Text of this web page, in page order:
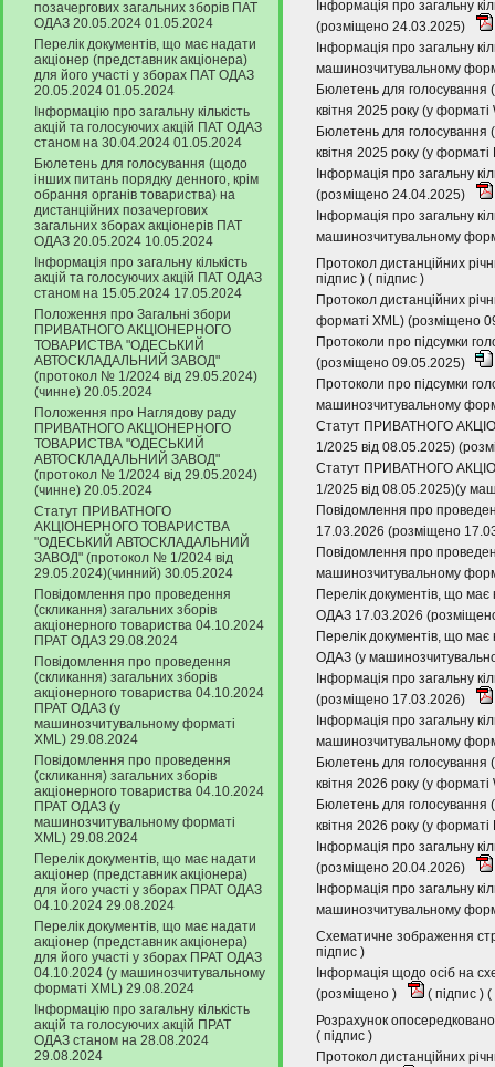
позачергових загальних зборів ПАТ
ОДАЗ 20.05.2024 01.05.2024
Перелік документів, що має надати
акціонер (представник акціонера)
для його участі у зборах ПАТ ОДАЗ
20.05.2024 01.05.2024
Інформацію про загальну кількість
акцій та голосуючих акцій ПАТ ОДАЗ
станом на 30.04.2024 01.05.2024
Бюлетень для голосування (щодо
інших питань порядку денного, крім
обрання органів товариства) на
дистанційних позачергових
загальних зборах акціонерів ПАТ
ОДАЗ 20.05.2024 10.05.2024
Інформація про загальну кількість
акцій та голосуючих акцій ПАТ ОДАЗ
станом на 15.05.2024 17.05.2024
Положення про Загальні збори
ПРИВАТНОГО АКЦІОНЕРНОГО
ТОВАРИСТВА "ОДЕСЬКИЙ
АВТОСКЛАДАЛЬНИЙ ЗАВОД"
(протокол № 1/2024 від 29.05.2024)
(чинне) 20.05.2024
Положення про Наглядову раду
ПРИВАТНОГО АКЦІОНЕРНОГО
ТОВАРИСТВА "ОДЕСЬКИЙ
АВТОСКЛАДАЛЬНИЙ ЗАВОД"
(протокол № 1/2024 від 29.05.2024)
(чинне) 20.05.2024
Статут ПРИВАТНОГО
АКЦІОНЕРНОГО ТОВАРИСТВА
"ОДЕСЬКИЙ АВТОСКЛАДАЛЬНИЙ
ЗАВОД" (протокол № 1/2024 від
29.05.2024)(чинний) 30.05.2024
Повідомлення про проведення
(скликання) загальних зборів
акціонерного товариства 04.10.2024
ПРАТ ОДАЗ 29.08.2024
Повідомлення про проведення
(скликання) загальних зборів
акціонерного товариства 04.10.2024
ПРАТ ОДАЗ (у
машинозчитувальному форматі
XML) 29.08.2024
Повідомлення про проведення
(скликання) загальних зборів
акціонерного товариства 04.10.2024
ПРАТ ОДАЗ (у
машинозчитувальному форматі
XML) 29.08.2024
Перелік документів, що має надати
акціонер (представник акціонера)
для його участі у зборах ПРАТ ОДАЗ
04.10.2024 29.08.2024
Перелік документів, що має надати
акціонер (представник акціонера)
для його участі у зборах ПРАТ ОДАЗ
04.10.2024 (у машинозчитувальному
форматі XML) 29.08.2024
Інформацію про загальну кількість
акцій та голосуючих акцій ПРАТ
ОДАЗ станом на 28.08.2024
29.08.2024
Інформація про загальну
(розміщено 24.03.2025)
Інформація про загальну
машинозчитувальному
Бюлетень для голосування
квітня 2025 року (у
Бюлетень для голосування
квітня 2025 року (у
Інформація про загальну
(розміщено 24.04.2025)
Інформація про загальну
машинозчитувальному
Протокол дистанційних
підпис ) ( підпис )
Протокол дистанційних
форматі XML) (розміщено
Протоколи про підсумки
(розміщено 09.05.2025)
Протоколи про підсумки
машинозчитувальному
Статут ПРИВАТНОГО
1/2025 від 08.05.2025)
Статут ПРИВАТНОГО
1/2025 від 08.05.2025)(у
Повідомлення про
17.03.2026 (розміщено
Повідомлення про
машинозчитувальному
Перелік документів, що
ОДАЗ 17.03.2026
Перелік документів, що
ОДАЗ (у
Інформація про загальну
(розміщено 17.03.2026)
Інформація про загальну
машинозчитувальному
Бюлетень для голосування
квітня 2026 року (у
Бюлетень для голосування
квітня 2026 року (у
Інформація про загальну
(розміщено 20.04.2026)
Інформація про загальну
машинозчитувальному
Схематичне зображення
підпис )
Інформація щодо осіб на
(розміщено )
( підпис ) (
Розрахунок
( підпис )
Протокол дистанційних